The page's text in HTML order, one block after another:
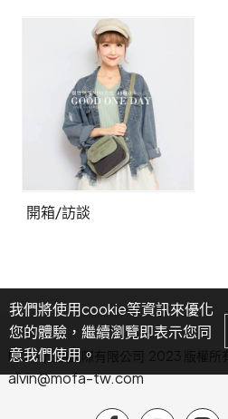
開箱/訪談
MOFA加楨國際有限公司 2023 版權所有
alvin@mofa-tw.com
我們將使用cookie等資訊來優化
您的體驗，繼續瀏覽即表示您同
意我們使用。